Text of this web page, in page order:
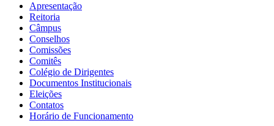
Apresentação
Reitoria
Câmpus
Conselhos
Comissões
Comitês
Colégio de Dirigentes
Documentos Institucionais
Eleições
Contatos
Horário de Funcionamento